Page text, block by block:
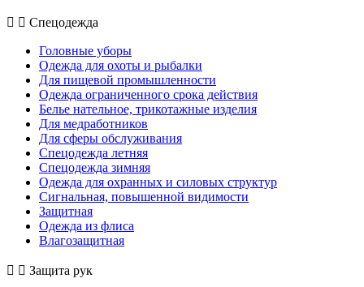
Спецодежда
Головные уборы
Одежда для охоты и рыбалки
Для пищевой промышленности
Одежда ограниченного срока действия
Белье нательное, трикотажные изделия
Для медработников
Для сферы обслуживания
Спецодежда летняя
Спецодежда зимняя
Одежда для охранных и силовых структур
Сигнальная, повышенной видимости
Защитная
Одежда из флиса
Влагозащитная
Защита рук